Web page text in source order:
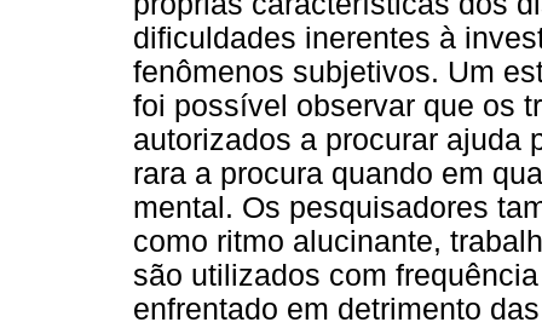
dificuldades inerentes à
fenômenos subjetivos. Um
foi possível observar que os
autorizados a procurar ajuda
rara a procura quando em
mental. Os pesquisadores
como ritmo alucinante,
são utilizados com
enfrentado em detrimento